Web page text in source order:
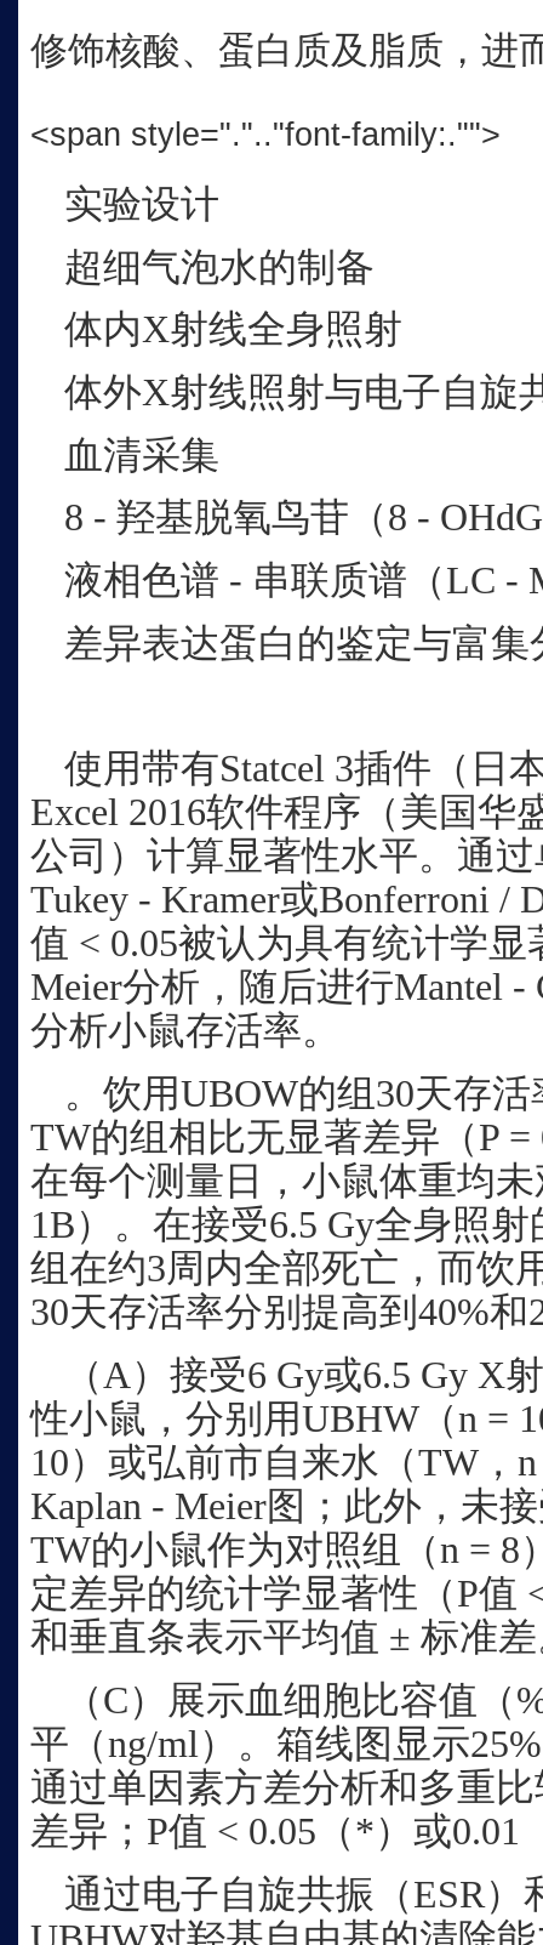
修饰核酸、蛋白质及脂质，进
<span style=".".."font-family:."">
实验设计
超细气泡水的制备
体内X射线全身照射
体外X射线照射与电子自旋
血清采集
8 - 羟基脱氧鸟苷（8 -
液相色谱 - 串联质谱（LC -
差异表达蛋白的鉴定与富集
使用带有Statcel 3插件（日
Excel 2016软件程序（美国华
公司）计算显著性水平。通
Tukey - Kramer或Bonferroni /
值 < 0.05被认为具有统计学显
Meier分析，随后进行Mantel
分析小鼠存活率。
。饮用UBOW的组30天存
TW的组相比无显著差异（P
在每个测量日，小鼠体重均
1B）。在接受6.5 Gy全身照
组在约3周内全部死亡，而饮
30天存活率分别提高到40%
（A）接受6 Gy或6.5 Gy X
性小鼠，分别用UBHW（n =
10）或弘前市自来水（TW，
Kaplan - Meier图；此外，未
TW的小鼠作为对照组（n = 8
定差异的统计学显著性（P值
和垂直条表示平均值 ± 标准
（C）展示血细胞比容值（
平（ng/ml）。箱线图显示
通过单因素方差分析和多重
差异；P值 < 0.05（*）或0.01
通过电子自旋共振（ESR